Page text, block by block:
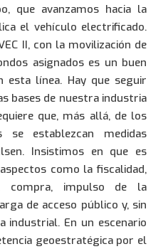
que avanzamos hacia la
el vehículo electrificado.
II, con la movilización de
asignados es un buen
esta línea. Hay que seguir
bases de nuestra industria
que, más allá, de los
se establezcan medidas
Insistimos en que es
como la fiscalidad,
compra, impulso de la
de acceso público y, sin
industrial. En un escenario
geoestratégica por el